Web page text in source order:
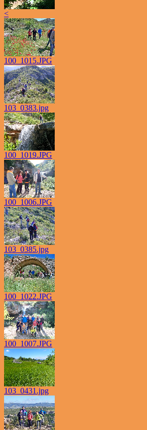
<
100_1015.JPG
103_0383.jpg
100_1019.JPG
100_1006.JPG
103_0385.jpg
100_1022.JPG
100_1007.JPG
103_0431.jpg